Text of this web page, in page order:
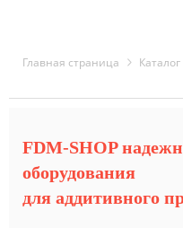
Главная страница Каталог
FDM-SHOP
оборудования
для аддитивного